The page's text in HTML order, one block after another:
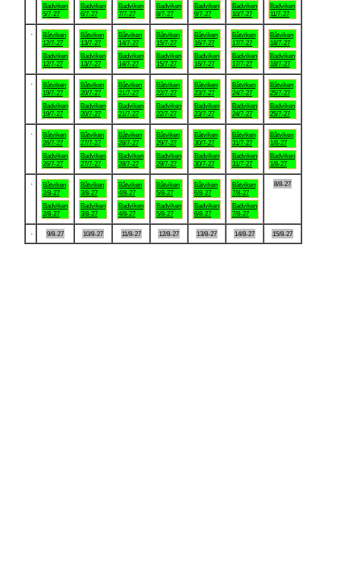
Badviken
5/7-27
Badviken
6/7-27
Badviken
7/7-27
Badviken
8/7-27
Badviken
9/7-27
Badviken
10/7-27
Badviken
11/7-27
Båtviken
12/7-27
Badviken
12/7-27
Båtviken
13/7-27
Badviken
13/7-27
Båtviken
14/7-27
Badviken
14/7-27
Båtviken
15/7-27
Badviken
15/7-27
Båtviken
16/7-27
Badviken
16/7-27
Båtviken
17/7-27
Badviken
17/7-27
Båtviken
18/7-27
Badviken
18/7-27
Båtviken
19/7-27
Badviken
19/7-27
Båtviken
20/7-27
Badviken
20/7-27
Båtviken
21/7-27
Badviken
21/7-27
Båtviken
22/7-27
Badviken
22/7-27
Båtviken
23/7-27
Badviken
23/7-27
Båtviken
24/7-27
Badviken
24/7-27
Båtviken
25/7-27
Badviken
25/7-27
Båtviken
26/7-27
Badviken
26/7-27
Båtviken
27/7-27
Badviken
27/7-27
Båtviken
28/7-27
Badviken
28/7-27
Båtviken
29/7-27
Badviken
29/7-27
Båtviken
30/7-27
Badviken
30/7-27
Båtviken
31/7-27
Badviken
31/7-27
Båtviken
1/8-27
Badviken
1/8-27
Båtviken
2/8-27
Badviken
2/8-27
Båtviken
3/8-27
Badviken
3/8-27
Båtviken
4/8-27
Badviken
4/8-27
Båtviken
5/8-27
Badviken
5/8-27
Båtviken
6/8-27
Badviken
6/8-27
Båtviken
7/8-27
Badviken
7/8-27
8/8-27
9/8-27 10/8-27 11/8-27 12/8-27 13/8-27 14/8-27 15/8-27